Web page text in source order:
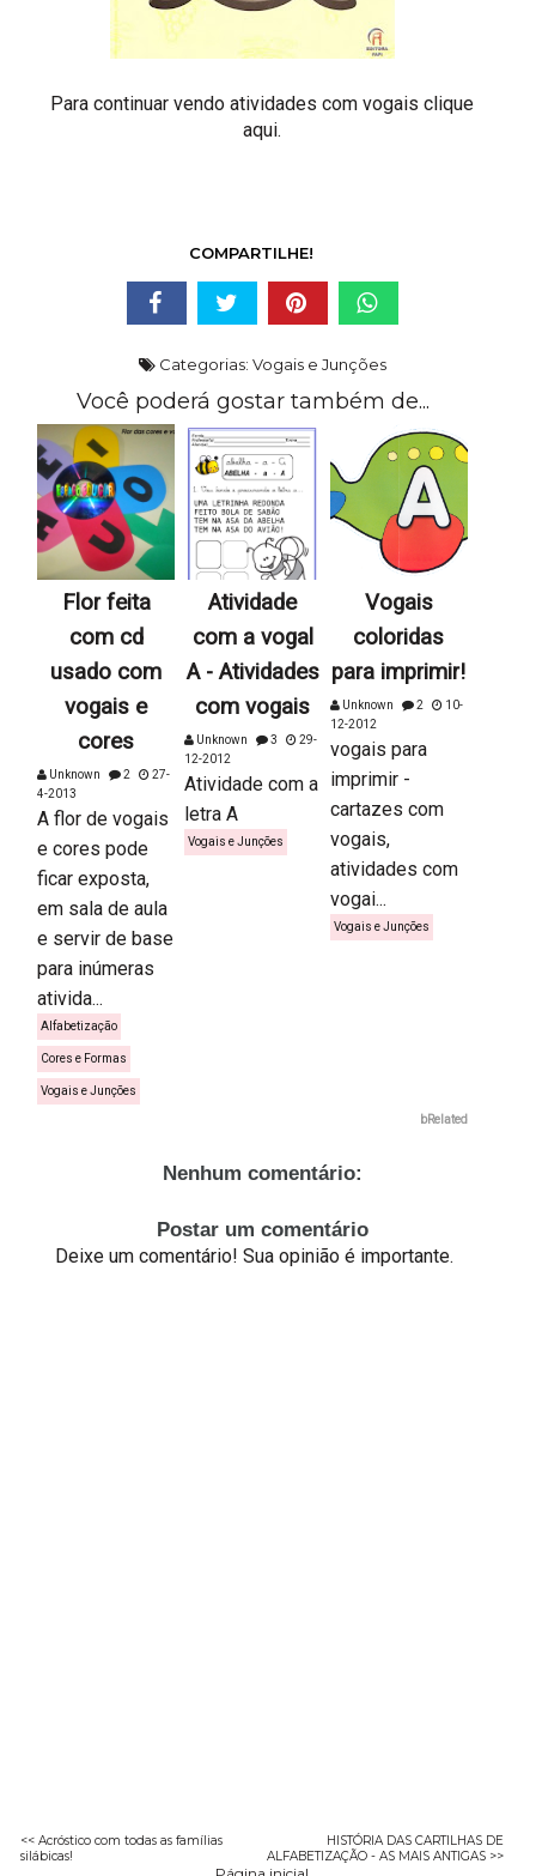
Para continuar vendo atividades com vogaisclique
aqui.
COMPARTILHE!
Categorias: Vogais e Junções
Você poderá gostar também de...
Flor feita
com cd
usado com
vogais e
cores
Unknown 2
27-
4-2013
A flor de vogais
e cores pode
ficar exposta,
em sala de aula
e servir de base
para inúmeras
ativida...
Alfabetização
Cores e Formas
Vogais e Junções
Atividade
com a vogal
A - Atividades
com vogais
Unknown 3
29-
12-2012
Atividade com a
letra A
Vogais e Junções
Vogais
coloridas
para imprimir!
Unknown 2
10-
12-2012
vogais para
imprimir -
cartazes com
vogais,
atividades com
vogai...
Vogais e Junções
bRelated
Nenhum comentário:
Postar um comentário
Deixe um comentário! Sua opinião é importante.
<< Acróstico com todas as famílias
silábicas!
HISTÓRIA DAS CARTILHAS DE
ALFABETIZAÇÃO - AS MAIS ANTIGAS >>